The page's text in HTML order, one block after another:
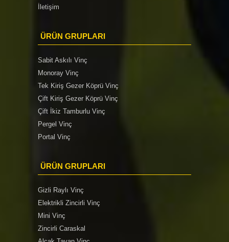
İletişim
ÜRÜN GRUPLARI
Sabit Askılı Vinç
Monoray Vinç
Tek Kiriş Gezer Köprü Vinç
Çift Kiriş Gezer Köprü Vinç
Çift İkiz Tamburlu Vinç
Pergel Vinç
Portal Vinç
ÜRÜN GRUPLARI
Gizli Raylı Vinç
Elektrikli Zincirli Vinç
Mini Vinç
Zincirli Caraskal